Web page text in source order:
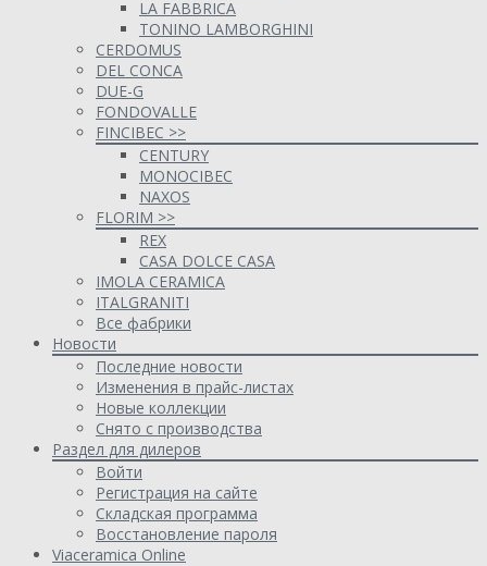
LA FABBRICA
TONINO LAMBORGHINI
CERDOMUS
DEL CONCA
DUE-G
FONDOVALLE
FINCIBEC >>
CENTURY
MONOCIBEC
NAXOS
FLORIM >>
REX
CASA DOLCE CASA
IMOLA CERAMICA
ITALGRANITI
Все фабрики
Новости
Последние новости
Изменения в прайс-листах
Новые коллекции
Снято с производства
Раздел для дилеров
Войти
Регистрация на сайте
Складская программа
Восстановление пароля
Viaceramica Online